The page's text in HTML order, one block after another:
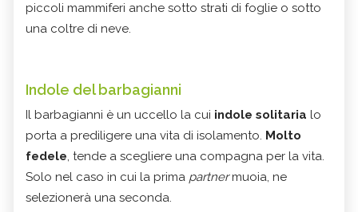
piccoli mammiferi anche sotto strati di foglie o sotto
una coltre di neve.
Indole del barbagianni
Il barbagianni è un uccello la cui indole solitaria lo
porta a prediligere una vita di isolamento. Molto
fedele, tende a scegliere una compagna per la vita.
Solo nel caso in cui la prima partnermuoia, ne
selezionerà una seconda.